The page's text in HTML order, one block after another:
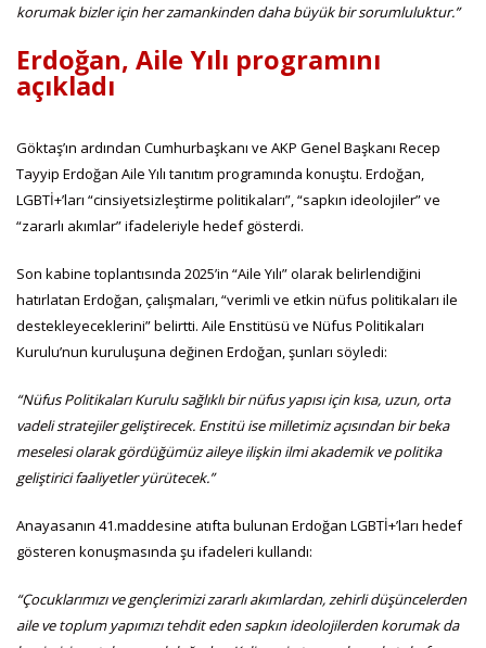
korumak bizler için her zamankinden daha büyük bir sorumluluktur.”
Erdoğan, Aile Yılı programını
açıkladı
Göktaş’ın ardından Cumhurbaşkanı ve AKP Genel Başkanı Recep
Tayyip Erdoğan Aile Yılı tanıtım programında konuştu. Erdoğan,
LGBTİ+’ları “cinsiyetsizleştirme politikaları”, “sapkın ideolojiler” ve
“zararlı akımlar” ifadeleriyle hedef gösterdi.
Son kabine toplantısında 2025’in “Aile Yılı” olarak belirlendiğini
hatırlatan Erdoğan, çalışmaları, “verimli ve etkin nüfus politikaları ile
destekleyeceklerini” belirtti. Aile Enstitüsü ve Nüfus Politikaları
Kurulu’nun kuruluşuna değinen Erdoğan, şunları söyledi:
“Nüfus Politikaları Kurulu sağlıklı bir nüfus yapısı için kısa, uzun, orta
vadeli stratejiler geliştirecek. Enstitü ise milletimiz açısından bir beka
meselesi olarak gördüğümüz aileye ilişkin ilmi akademik ve politika
geliştirici faaliyetler yürütecek.”
Anayasanın 41.maddesine atıfta bulunan Erdoğan LGBTİ+’ları hedef
gösteren konuşmasında şu ifadeleri kullandı:
“Çocuklarımızı ve gençlerimizi zararlı akımlardan, zehirli düşüncelerden
aile ve toplum yapımızı tehdit eden sapkın ideolojilerden korumak da